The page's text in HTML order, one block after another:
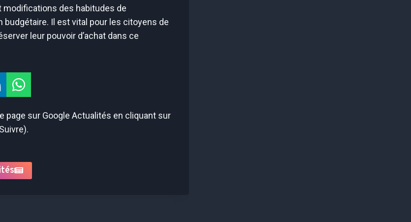
des habitudes de
Il est vital pour les citoyens de
leur pouvoir d’achat dans ce
page sur Google Actualités en cliquant sur